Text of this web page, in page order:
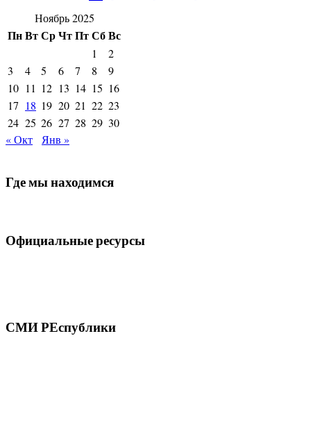
Ноябрь 2025
ПнВтСрЧтПтСбВс
1
2
3
4 5 6 7 8
9
10 11 12 13 14 15 16
17 18 19 20 21 22 23
24 25 26 27 28 29 30
« Окт
Янв »
Где мы находимся
Официальные ресурсы
СМИ РЕспублики